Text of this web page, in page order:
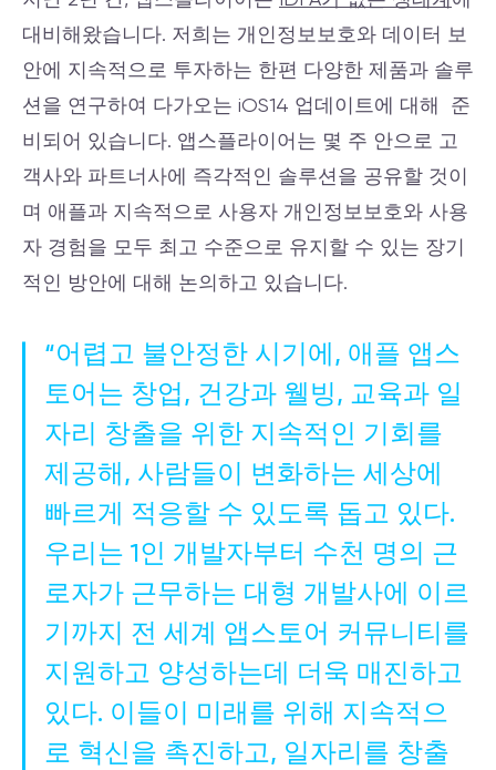
대비해왔습니다. 저희는 개인정보보호와 데이터 보
안에 지속적으로 투자하는 한편 다양한 제품과 솔루
션을 연구하여 다가오는 iOS14 업데이트에 대해 준
비되어 있습니다. 앱스플라이어는 몇 주 안으로 고
객사와 파트너사에 즉각적인 솔루션을 공유할 것이
며 애플과 지속적으로 사용자 개인정보보호와 사용
자 경험을 모두 최고 수준으로 유지할 수 있는 장기
적인 방안에 대해 논의하고 있습니다.
“어렵고 불안정한 시기에, 애플 앱스
토어는 창업, 건강과 웰빙, 교육과 일
자리 창출을 위한 지속적인 기회를
제공해, 사람들이 변화하는 세상에
빠르게 적응할 수 있도록 돕고 있다.
우리는 1인 개발자부터 수천 명의 근
로자가 근무하는 대형 개발사에 이르
기까지 전 세계 앱스토어 커뮤니티를
지원하고 양성하는데 더욱 매진하고
있다. 이들이 미래를 위해 지속적으
로 혁신을 촉진하고, 일자리를 창출